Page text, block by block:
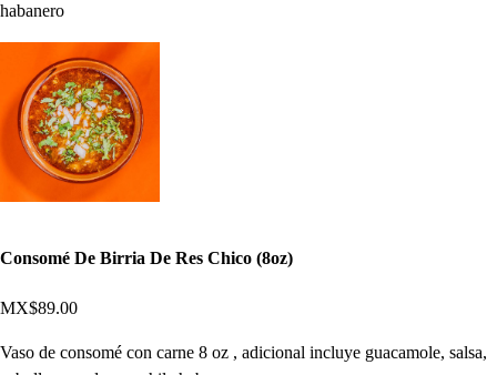
habanero
Consomé De Birria De Res Chico (8oz)
MX$89.00
Vaso de consomé con carne 8 oz , adicional incluye guacamole, salsa,